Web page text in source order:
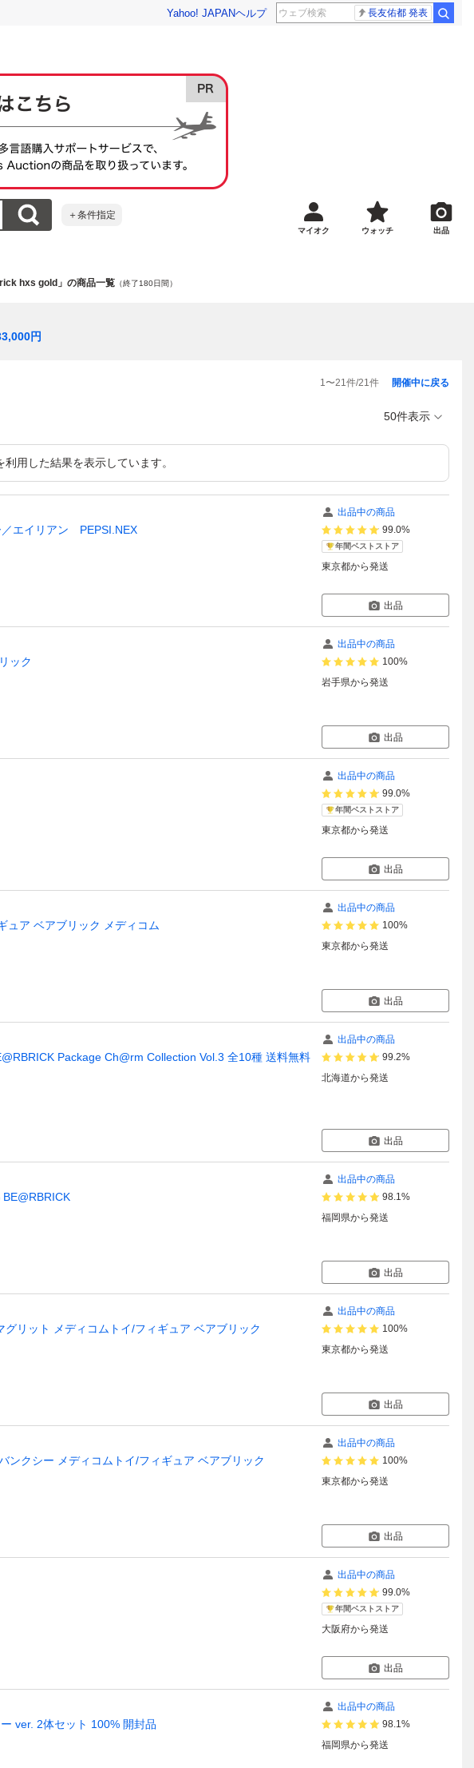
Yahoo! JAPANヘルプ 長友佑都 発表
＋条件指定
マイオク ウォッチ 出品
hxs gold」の商品一覧 （終了180日間）
円
1〜21件/21件 開催中に戻る
50件表示
用した結果を表示しています。
エイリアン PEPSI.NEX
出品中の商品
99.0%
年間ベストストア
東京都から発送
出品
ック
出品中の商品
100%
岩手県から発送
出品
出品中の商品
99.0%
年間ベストストア
東京都から発送
出品
ュア ベアブリック メディコム
出品中の商品
100%
東京都から発送
出品
Package Ch@rm Collection Vol.3 全10種 送料無料
出品中の商品
99.2%
北海道から発送
出品
出品中の商品
98.1%
福岡県から発送
出品
リット メディコムトイ/フィギュア ベアブリック
出品中の商品
100%
東京都から発送
出品
ンクシー メディコムトイ/フィギュア ベアブリック
出品中の商品
100%
東京都から発送
出品
出品中の商品
99.0%
年間ベストストア
大阪府から発送
出品
ver. 2体セット 100% 開封品
出品中の商品
98.1%
福岡県から発送